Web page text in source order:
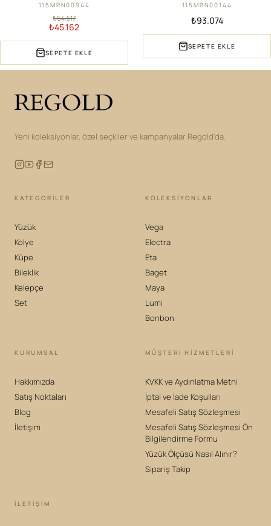
115MRN00944
₺64.517
₺45.162
SEPETE EKLE
115MBN00144
₺93.074
SEPETE EKLE
Yeni koleksiyonlar, özel seçkiler ve kampanyalar Regold'da.
KATEGORILER
Yüzük
Kolye
Küpe
Bileklik
Kelepçe
Set
KOLEKSIYONLAR
Vega
Electra
Eta
Baget
Maya
Lumi
Bonbon
KURUMSAL
Hakkımızda
Satış Noktaları
Blog
İletişim
MÜŞTERİ HİZMETLERİ
KVKK ve Aydınlatma Metni
İptal ve İade Koşulları
Mesafeli Satış Sözleşmesi
Mesafeli Satış Sözleşmesi Ön
Bilgilendirme Formu
Yüzük Ölçüsü Nasıl Alınır?
Sipariş Takip
İLETIŞIM